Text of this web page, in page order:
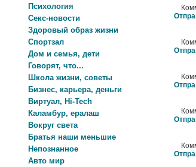
Психология
Секс-новости
Здоровый образ жизни
Спортзал
Дом и семья, дети
Говорят, что...
Школа жизни, советы
Бизнес, карьера, деньги
Виртуал, Hi-Tech
Каламбур, ералаш
Вокруг света
Братья наши меньшие
Непознанное
Авто мир